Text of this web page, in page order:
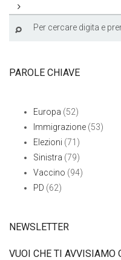
PAROLE CHIAVE
Europa (52)
Immigrazione (53)
Elezioni (71)
Sinistra (79)
Vaccino (94)
PD (62)
NEWSLETTER
VUOI CHE TI AVVISIAMO